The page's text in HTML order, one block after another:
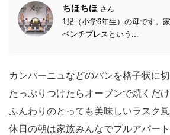
ちほちほ さん
1児（小学6年生）の母です。
ベンチプレスという...
カンパーニュなどのパンを格子状に
たっぷりつけたらオーブンで焼くだ
ふんわりのとっても美味しいラスク
休日の朝は家族みんなでプルアパー